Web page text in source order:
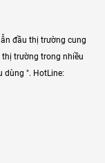
đầu thị trường cung
trường trong nhiều
dùng ". HotLine: